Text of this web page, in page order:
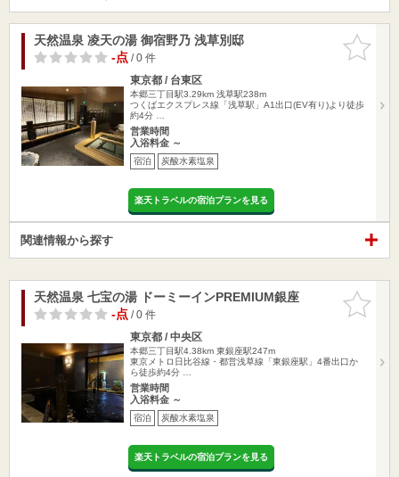
お気に入
りに追加
天然温泉 凌天の湯 御宿野乃 浅草別邸
-点/ 0 件
東京都 / 台東区
本郷三丁目駅3.29km 浅草駅238m
つくばエクスプレス線「浅草駅」A1出口(EV有り)より徒歩
約4分 …
営業時間
入浴料金 ～
宿泊 炭酸水素塩泉
楽天トラベルの宿泊プランを見る
関連情報から探す
お気に入
りに追加
天然温泉 七宝の湯 ドーミーインPREMIUM銀座
-点/ 0 件
東京都 / 中央区
本郷三丁目駅4.38km 東銀座駅247m
東京メトロ日比谷線・都営浅草線「東銀座駅」4番出口か
ら徒歩約4分 …
営業時間
入浴料金 ～
宿泊 炭酸水素塩泉
楽天トラベルの宿泊プランを見る